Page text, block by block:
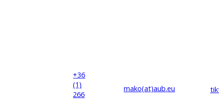
+36
(1)
266
mako(at)aub.eu